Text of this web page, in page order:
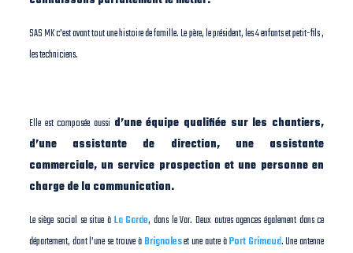
SAS MK c’est avant tout une histoire de famille. Le père, le président, les 4 enfants et petit-fils ,
les techniciens.
Elle est composée aussi d’une équipe qualifiée sur les chantiers,
d’une assistante de direction, une assistante
commerciale, un service prospection et une personne en
charge de la communication.
Le siège social se situe àLa Garde, dans le Var. Deux autres agences également dans ce
département, dont l’une se trouve àBrignoleset une autre àPort Grimaud. Une antenne